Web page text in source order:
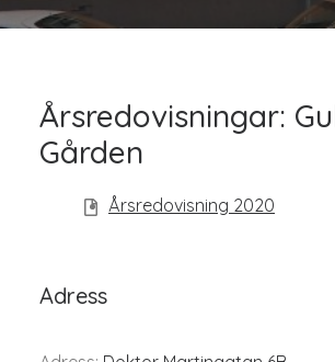
Årsredovisningar:
Gården
Årsredovisning 2020
Adress